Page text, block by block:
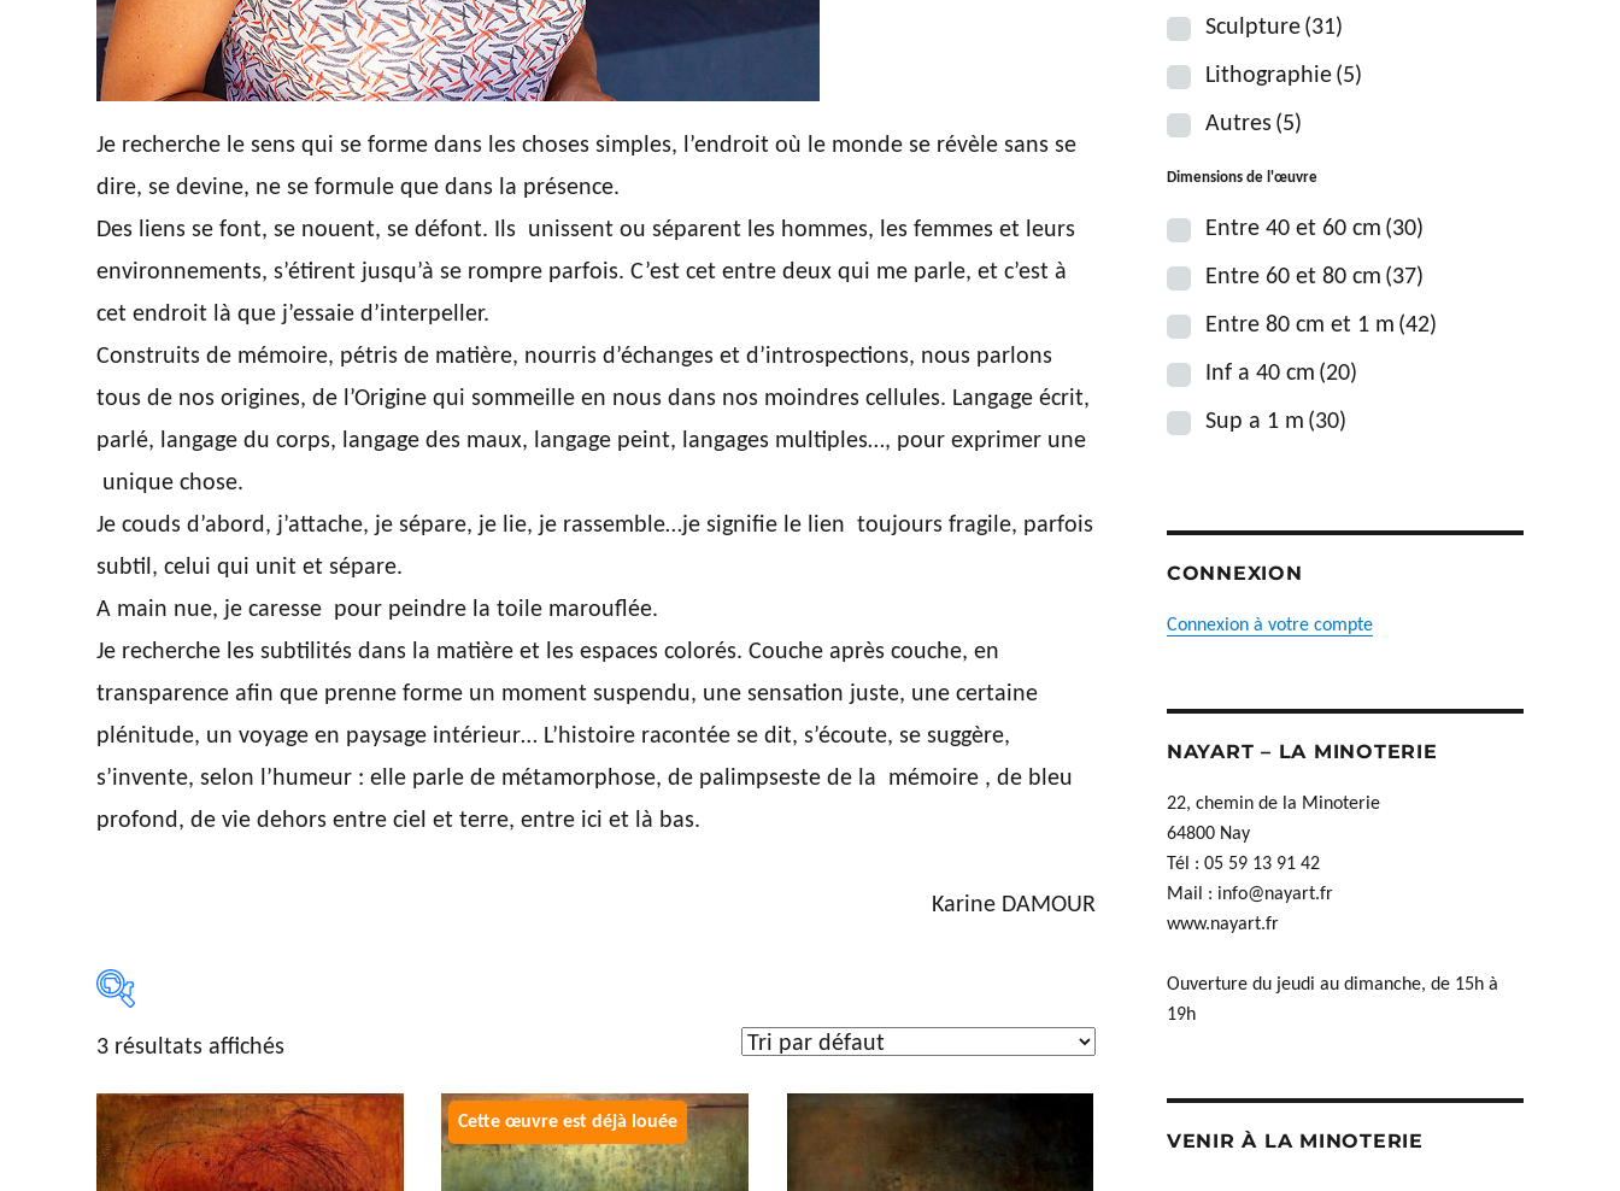
Je recherche le sens qui se forme dans les choses simples, l’endroit où le monde se révèle sans se
dire, se devine, ne se formule que dans la présence.
Des liens se font, se nouent, se défont. Ils unissent ou séparent les hommes, les femmes et leurs
environnements, s’étirent jusqu’à se rompre parfois. C’est cet entre deux qui me parle, et c’est à
cet endroit là que j’essaie d’interpeller.
Construits de mémoire, pétris de matière, nourris d’échanges et d’introspections, nous parlons
tous de nos origines, de l’Origine qui sommeille en nous dans nos moindres cellules. Langage écrit,
parlé, langage du corps, langage des maux, langage peint, langages multiples…, pour exprimer une
unique chose.
Je couds d’abord, j’attache, je sépare, je lie, je rassemble…je signifie le lien toujours fragile, parfois
subtil, celui qui unit et sépare.
A main nue, je caresse pour peindre la toile marouflée.
Je recherche les subtilités dans la matière et les espaces colorés. Couche après couche, en
transparence afin que prenne forme un moment suspendu, une sensation juste, une certaine
plénitude, un voyage en paysage intérieur… L’histoire racontée se dit, s’écoute, se suggère,
s’invente, selon l’humeur : elle parle de métamorphose, de palimpseste de la mémoire , de bleu
profond, de vie dehors entre ciel et terre, entre ici et là bas.
Karine DAMOUR
Dessin(5)
Gravure(7)
Entre 40 et 60 cm(30)
Entre 60 et 80 cm(37)
3 résultats affichés
Sculpture (31)
Lithographie (5)
Autres (5)
Dimensions de l'œuvre
Entre 40 et 60 cm (30)
Entre 60 et 80 cm (37)
Entre 80 cm et 1 m (42)
Inf a 40 cm (20)
Sup a 1 m (30)
CONNEXION
Connexion à votre compte
NAYART – LA MINOTERIE
22, chemin de la Minoterie
64800 Nay
Tél : 05 59 13 91 42
Mail : info@nayart.fr
www.nayart.fr
Ouverture du jeudi au dimanche, de 15h à
19h
VENIR À LA MINOTERIE